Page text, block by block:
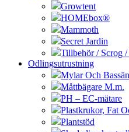
Growtent
HOMEbox®
Mammoth
Secret Jardin
Tillbehör / Scrog
Odlingsutrustning
Mylar Och
Måttbägare M.m.
PH – EC-mätare
Plastkrukor, Fat
Plantstöd